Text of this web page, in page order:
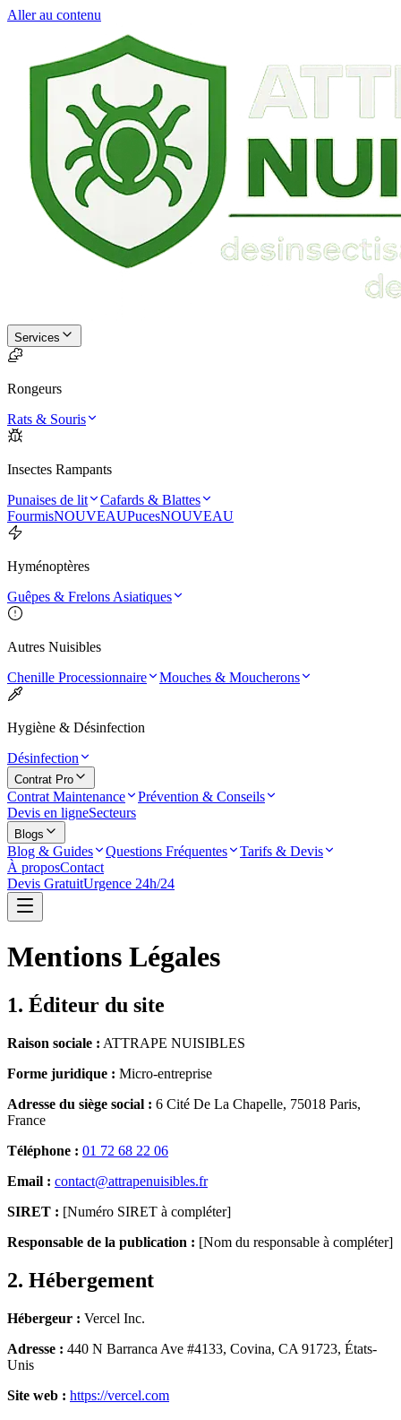
Aller au contenu
Services
Rongeurs
Rats & Souris
Insectes Rampants
Punaises de lit
Cafards & Blattes
FourmisNOUVEAUPucesNOUVEAU
Hyménoptères
Guêpes & Frelons Asiatiques
Autres Nuisibles
Chenille Processionnaire
Mouches & Moucherons
Hygiène & Désinfection
Désinfection
Contrat Pro
Contrat Maintenance
Prévention & Conseils
Devis en ligneSecteurs
Blogs
Blog & Guides Questions Fréquentes
Tarifs & Devis
À proposContact
Devis GratuitUrgence 24h/24
Mentions Légales
1. Éditeur du site
Raison sociale : ATTRAPE NUISIBLES
Forme juridique : Micro-entreprise
Adresse du siège social : 6 Cité De La Chapelle, 75018 Paris,
France
Téléphone : 01 72 68 22 06
Email : contact@attrapenuisibles.fr
SIRET : [Numéro SIRET à compléter]
Responsable de la publication : [Nom du responsable à compléter]
2. Hébergement
Hébergeur : Vercel Inc.
Adresse : 440 N Barranca Ave #4133, Covina, CA 91723, États-
Unis
Site web : https://vercel.com